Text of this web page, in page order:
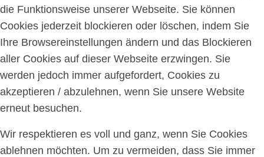
die Funktionsweise unserer Webseite. Sie können
Cookies jederzeit blockieren oder löschen, indem Sie
Ihre Browsereinstellungen ändern und das Blockieren
aller Cookies auf dieser Webseite erzwingen. Sie
werden jedoch immer aufgefordert, Cookies zu
akzeptieren / abzulehnen, wenn Sie unsere Website
erneut besuchen.
Wir respektieren es voll und ganz, wenn Sie Cookies
ablehnen möchten. Um zu vermeiden, dass Sie immer